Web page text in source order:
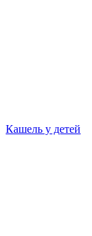
Кашель у детей